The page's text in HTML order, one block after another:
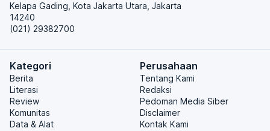
Kelapa Gading, Kota Jakarta Utara, Jakarta
14240
(021) 29382700
Kategori
Berita
Literasi
Review
Komunitas
Data & Alat
Perusahaan
Tentang Kami
Redaksi
Pedoman Media Siber
Disclaimer
Kontak Kami